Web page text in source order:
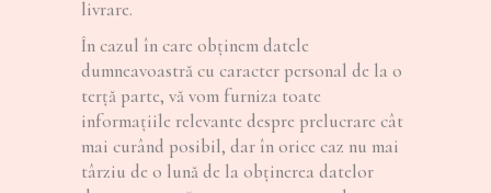
livrare.
În cazul în care obținem datele
dumneavoastră cu caracter personal de la o
terță parte, vă vom furniza toate
informațiile relevante despre prelucrare cât
mai curând posibil, dar în orice caz nu mai
târziu de o lună de la obținerea datelor